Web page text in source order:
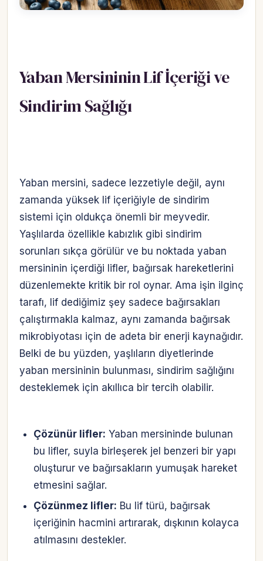
Yaban Mersininin Lif İçeriği ve
Sindirim Sağlığı
Yaban mersini, sadece lezzetiyle değil, aynı
zamanda yüksek lif içeriğiyle de sindirim
sistemi için oldukça önemli bir meyvedir.
Yaşlılarda özellikle kabızlık gibi sindirim
sorunları sıkça görülür ve bu noktada yaban
mersininin içerdiği lifler, bağırsak hareketlerini
düzenlemekte kritik bir rol oynar. Ama işin ilginç
tarafı, lif dediğimiz şey sadece bağırsakları
çalıştırmakla kalmaz, aynı zamanda bağırsak
mikrobiyotası için de adeta bir enerji kaynağıdır.
Belki de bu yüzden, yaşlıların diyetlerinde
yaban mersininin bulunması, sindirim sağlığını
desteklemek için akıllıca bir tercih olabilir.
Çözünür lifler: Yaban mersininde bulunan
bu lifler, suyla birleşerek jel benzeri bir yapı
oluşturur ve bağırsakların yumuşak hareket
etmesini sağlar.
Çözünmez lifler: Bu lif türü, bağırsak
içeriğinin hacmini artırarak, dışkının kolayca
atılmasını destekler.